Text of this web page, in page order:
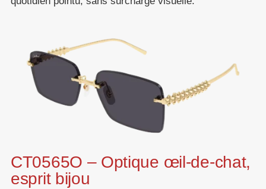
CT0565O – Optique œil-de-chat,
esprit bijou